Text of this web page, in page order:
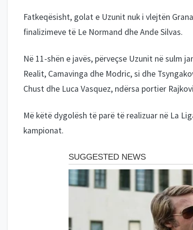
Fatkeqësisht, golat e Uzunit nuk i vlejtën
finalizimeve të Le Normand dhe Ande Silvas.
Në 11-shën e javës, përveçse Uzunit në sulm
Realit, Camavinga dhe Modric, si dhe
Chust dhe Luca Vasquez, ndërsa portier
Më këtë dygolësh të parë të realizuar në La
kampionat.